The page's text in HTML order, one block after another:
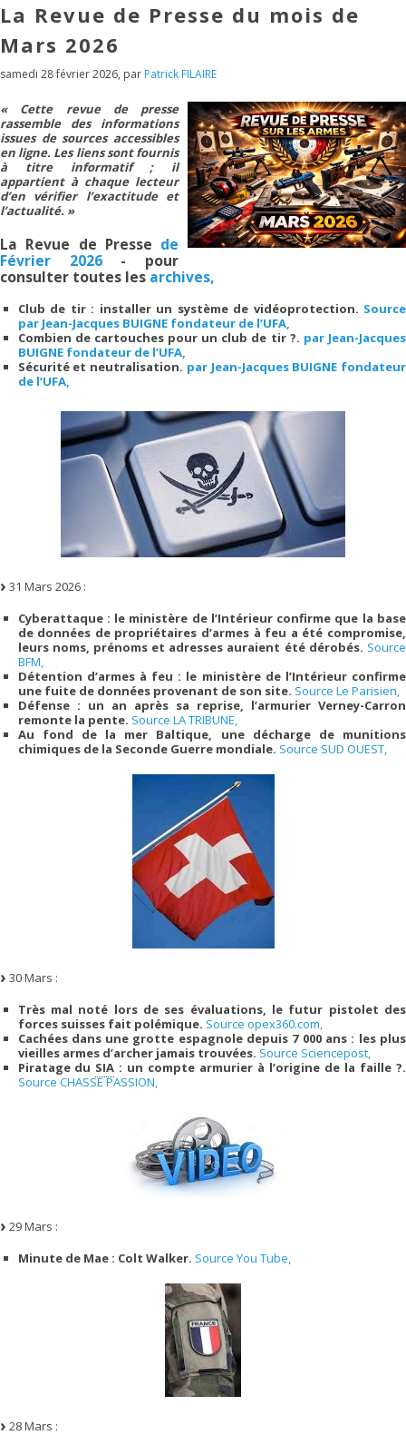
La Revue de Presse du mois de
Mars 2026
samedi 28 février 2026, par Patrick FILAIRE
« Cette revue de presse
rassemble des informations
issues de sources accessibles
en ligne. Les liens sont fournis
à titre informatif ; il
appartient à chaque lecteur
d’en vérifier l’exactitude et
l’actualité. »
La Revue de Presse de
Février 2026- pour
consulter toutes lesarchives,
Club de tir : installer un système de vidéoprotection. Source
par Jean-Jacques BUIGNE fondateur de l’UFA,
Combien de cartouches pour un club de tir ?. par Jean-Jacques
BUIGNE fondateur de l’UFA,
Sécurité et neutralisation. par Jean-Jacques BUIGNE fondateur
de l’UFA,
31 Mars 2026 :
Cyberattaque : le ministère de l’Intérieur confirme que la base
de données de propriétaires d’armes à feu a été compromise,
leurs noms, prénoms et adresses auraient été dérobés. Source
BFM,
Détention d’armes à feu : le ministère de l’Intérieur confirme
une fuite de données provenant de son site. Source Le Parisien,
Défense : un an après sa reprise, l’armurier Verney-Carron
remonte la pente. Source LA TRIBUNE,
Au fond de la mer Baltique, une décharge de munitions
chimiques de la Seconde Guerre mondiale. Source SUD OUEST,
30 Mars :
Très mal noté lors de ses évaluations, le futur pistolet des
forces suisses fait polémique. Source opex360.com,
Cachées dans une grotte espagnole depuis 7 000 ans : les plus
vieilles armes d’archer jamais trouvées. Source Sciencepost,
Piratage du SIA : un compte armurier à l’origine de la faille ?.
Source CHASSE PASSION,
29 Mars :
Minute de Mae : Colt Walker. Source You Tube,
28 Mars :